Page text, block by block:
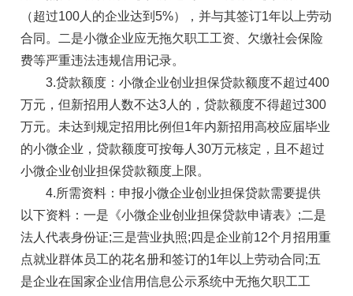
（超过100人的企业达到5%），并与其签订1年以上劳动
合同。二是小微企业应无拖欠职工工资、欠缴社会保险
费等严重违法违规信用记录。
3.贷款额度：小微企业创业担保贷款额度不超过400
万元，但新招用人数不达3人的，贷款额度不得超过300
万元。未达到规定招用比例但1年内新招用高校应届毕业
的小微企业，贷款额度可按每人30万元核定，且不超过
小微企业创业担保贷款额度上限。
4.所需资料：申报小微企业创业担保贷款需要提供
以下资料：一是《小微企业创业担保贷款申请表》;二是
法人代表身份证;三是营业执照;四是企业前12个月招用重
点就业群体员工的花名册和签订的1年以上劳动合同;五
是企业在国家企业信用信息公示系统中无拖欠职工工